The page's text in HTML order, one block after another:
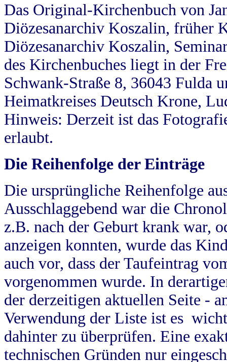
Das Original-Kirchenbuch von
Diözesanarchiv Koszalin, früher
Diözesanarchiv Koszalin,
des Kirchenbuches liegt in der
Schwank-Straße 8, 36043 Fulda
Heimatkreises Deutsch Krone,
Hinweis: Derzeit ist das
erlaubt.
Die Reihenfolge der Einträge
Die ursprüngliche Reihenfolge
Ausschlaggebend war die
z.B. nach der Geburt krank war,
anzeigen konnten, wurde das
auch vor, dass der Taufeintrag
vorgenommen wurde. In
der derzeitigen aktuellen Seite -
Verwendung der Liste ist es
dahinter zu überprüfen. Eine
technischen Gründen nur